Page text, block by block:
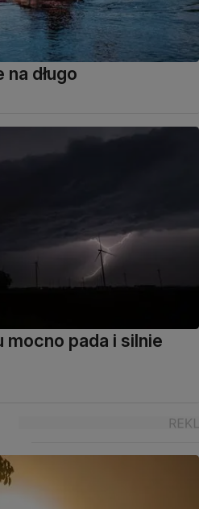
na długo
mocno pada i silnie